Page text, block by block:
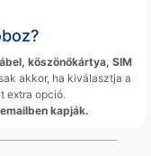
köszönőkártya, SIM
akkor, ha kiválasztja a
extra opció.
kapják.